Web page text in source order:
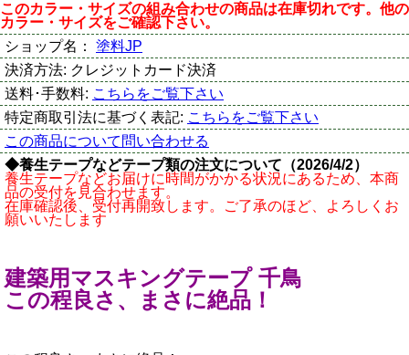
このカラー・サイズの組み合わせの商品は在庫切れです。他の
カラー・サイズをご確認下さい。
ショップ名： 塗料JP
決済方法: クレジットカード決済
送料･手数料: こちらをご覧下さい
特定商取引法に基づく表記: こちらをご覧下さい
この商品について問い合わせる
◆養生テープなどテープ類の注文について（2026/4/2）
養生テープなどお届けに時間がかかる状況にあるため、本商
品の受付を見合わせます。
在庫確認後、受付再開致します。ご了承のほど、よろしくお
願いいたします
建築用マスキングテープ 千鳥
この程良さ、まさに絶品！